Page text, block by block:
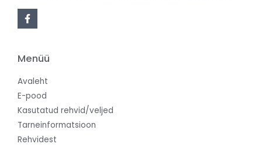
Menüü
Avaleht
E-pood
Kasutatud rehvid/veljed
Tarneinformatsioon
Rehvidest